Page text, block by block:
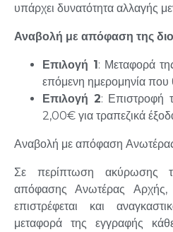
υπάρχει δυνατότητα αλλαγής
Αναβολή με απόφαση της
Επιλογή 1: Μεταφορά
επόμενη ημερομηνία που
Επιλογή 2: Επιστροφή
2,00€ για τραπεζικά
Αναβολή με απόφαση
Σε περίπτωση ακύρωσης
απόφασης Ανωτέρας
επιστρέφεται και
μεταφορά της εγγραφής